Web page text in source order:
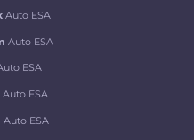
Auto ESA
Auto ESA
ESA
Auto ESA
Auto ESA